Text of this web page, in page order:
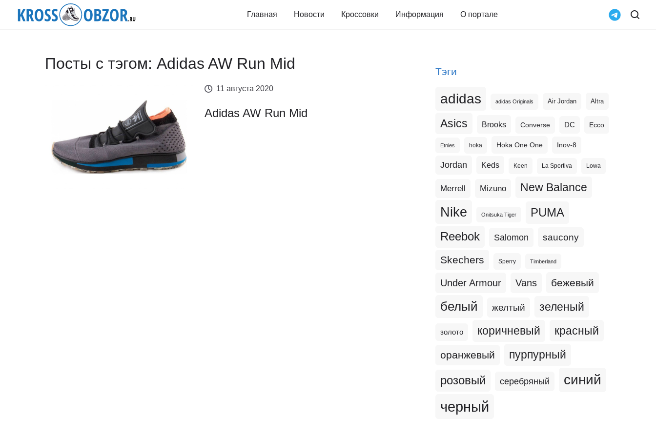
Главная Новости Кроссовки Информация О портале
Посты с тэгом: Adidas AW Run Mid
11 августа 2020
Adidas AW Run Mid
Тэги
adidas adidas Originals Air Jordan Altra
Asics Brooks Converse DC Ecco
Etnies hoka Hoka One One Inov-8
Jordan Keds Keen La Sportiva Lowa
Merrell Mizuno New Balance
Nike Onitsuka Tiger PUMA
Reebok Salomon saucony
Skechers Sperry Timberland
Under Armour Vans бежевый
белый желтый зеленый
золото коричневый красный
оранжевый пурпурный
розовый серебряный синий
черный